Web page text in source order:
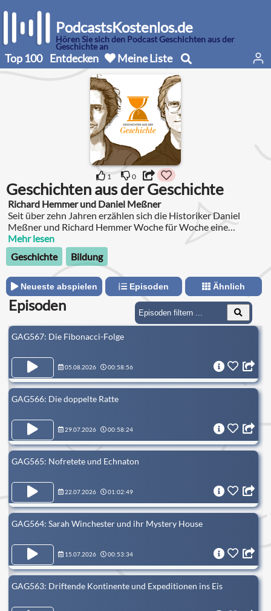
PodcastsKostenlos.de
Hören Sie sich den Podcast Geschichten aus der
Geschichte an
Top 100 Entdecken Meine Liste
1 0
Geschichten aus der Geschichte
Richard Hemmer und Daniel Meßner
Seit über zehn Jahren erzählen sich die Historiker Daniel
Meßner und Richard Hemmer Woche für Woche eine
Geschichte aus der Geschichte.
Mehr lesen
Geschichte
Bildung
Neueste abspielen Episoden Ähnlich
Episoden
GAG567: Die Fibonacci-Folge
05.08.2026 00:58:56
GAG566: Die doppelte Ratte
29.07.2026 00:58:24
GAG565: Nofretete und Echnaton
22.07.2026 01:02:49
GAG564: Sarah Winchester und ihr Mystery House
15.07.2026 00:53:34
GAG563: Driftende Kontinente und Expeditionen ins Eis